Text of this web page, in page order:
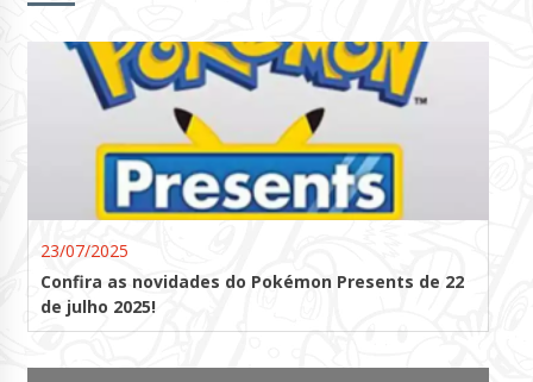
23/07/2025
Confira as novidades do Pokémon Presents de 22
de julho 2025!